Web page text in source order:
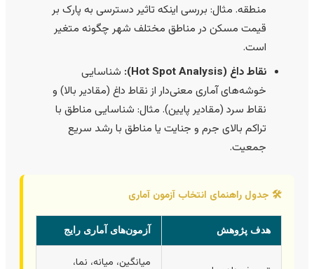
منطقه. مثال: بررسی اینکه تاثیر دسترسی به پارک بر
قیمت مسکن در مناطق مختلف شهر چگونه متغیر
نقاط داغ (Hot Spot Analysis):
شناسایی
خوشه‌های آماری معنی‌دار از نقاط داغ (مقادیر بالا) و
نقاط سرد (مقادیر پایین). مثال: شناسایی مناطق با
تراکم بالای جرم و جنایت یا مناطق با رشد سریع
جمعیت.
🛠️ جدول راهنمای انتخاب آزمون آماری
هدف پژوهش آزمون‌های آماری رایج
میانگین، میانه، نما،